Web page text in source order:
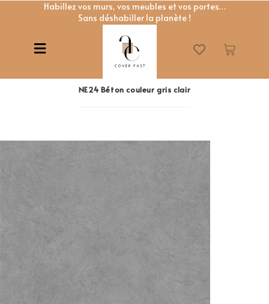
Habillez vos murs, vos meubles et vos portes…
Sans déshabiller la planète !
NE24 Béton couleur gris clair